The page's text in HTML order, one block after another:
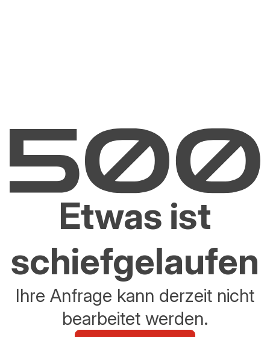
Etwas ist
schiefgelaufen
Ihre Anfrage kann derzeit nicht
bearbeitet werden.